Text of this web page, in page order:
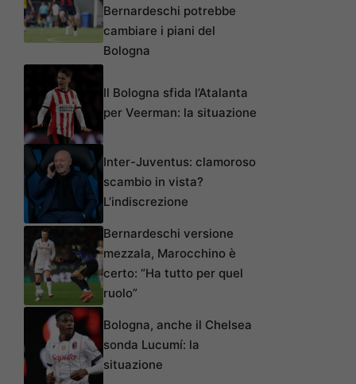
Bernardeschi potrebbe
cambiare i piani del
Bologna
Il Bologna sfida l’Atalanta
per Veerman: la situazione
Inter-Juventus: clamoroso
scambio in vista?
L’indiscrezione
Bernardeschi versione
mezzala, Marocchino è
certo: “Ha tutto per quel
ruolo”
Bologna, anche il Chelsea
sonda Lucumí: la
situazione